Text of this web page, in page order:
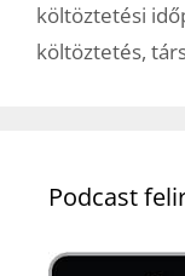
költöztetési
költöztetés,
Podcast